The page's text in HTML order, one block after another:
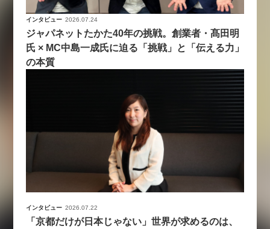
インタビュー 2026.07.24
ジャパネットたかた40年の挑戦。創業者・髙田明
氏 × MC中島一成氏に迫る「挑戦」と「伝える力」
の本質
インタビュー 2026.07.22
「京都だけが日本じゃない」世界が求めるのは、